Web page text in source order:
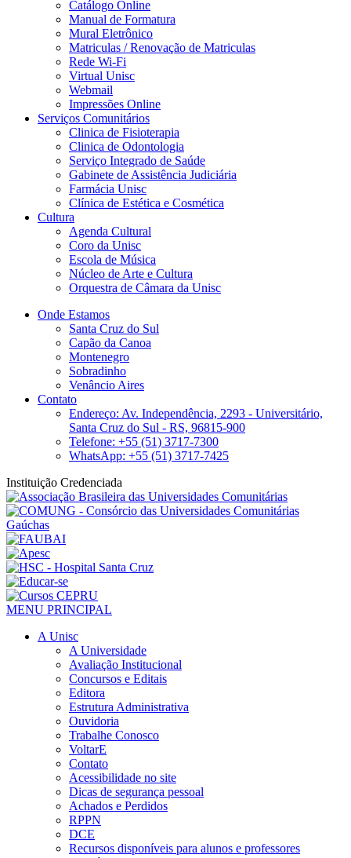
Catálogo Online
Manual de Formatura
Mural Eletrônico
Matriculas / Renovação de Matriculas
Rede Wi-Fi
Virtual Unisc
Webmail
Impressões Online
Serviços Comunitários
Clinica de Fisioterapia
Clinica de Odontologia
Serviço Integrado de Saúde
Gabinete de Assistência Judiciária
Farmácia Unisc
Clínica de Estética e Cosmética
Cultura
Agenda Cultural
Coro da Unisc
Escola de Música
Núcleo de Arte e Cultura
Orquestra de Câmara da Unisc
Onde Estamos
Santa Cruz do Sul
Capão da Canoa
Montenegro
Sobradinho
Venâncio Aires
Contato
Endereço: Av. Independência, 2293 - Universitário,
Santa Cruz do Sul - RS, 96815-900
Telefone: +55 (51) 3717-7300
WhatsApp: +55 (51) 3717-7425
Instituição Credenciada
MENU PRINCIPAL
A Unisc
A Universidade
Avaliação Institucional
Concursos e Editais
Editora
Estrutura Administrativa
Ouvidoria
Trabalhe Conosco
VoltarE
Contato
Acessibilidade no site
Dicas de segurança pessoal
Achados e Perdidos
RPPN
DCE
Recursos disponíveis para alunos e professores